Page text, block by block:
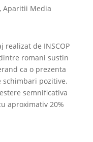
Aparitii Media
realizat de INSCOP
romani sustin
ca o prezenta
schimbari pozitive.
semnificativa
aproximativ 20%